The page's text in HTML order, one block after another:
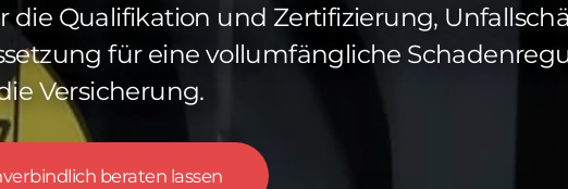
die Qualifikation und Zertifizierung,
für eine vollumfängliche
Versicherung.
beraten lassen